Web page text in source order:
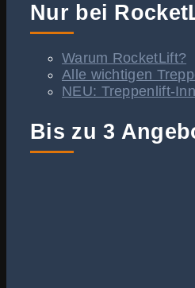
Nur bei
Warum RocketLift?
Alle wichtigen
NEU: Treppenlift-
Bis zu 3